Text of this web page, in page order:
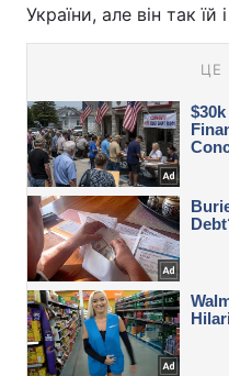
України, але він так їй